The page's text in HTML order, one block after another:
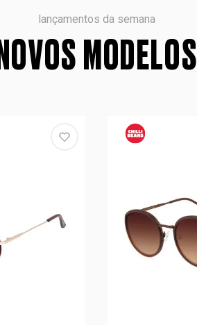
lançamentos da semana
NOVOS MODELOS